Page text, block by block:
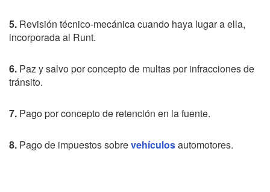
5. Revisión técnico-mecánica cuando haya lugar a ella,
incorporada al Runt.
6. Paz y salvo por concepto de multas por infracciones de
tránsito.
7. Pago por concepto de retención en la fuente.
8. Pago de impuestos sobrevehículosautomotores.